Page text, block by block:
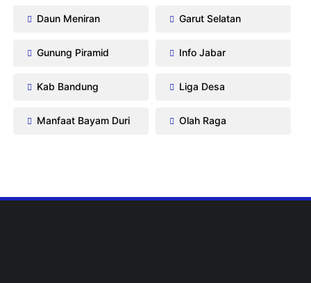
Daun Meniran Garut Selatan
Gunung Piramid Info Jabar
Kab Bandung Liga Desa
Manfaat Bayam Duri Olah Raga